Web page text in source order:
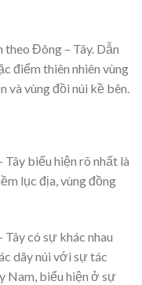
theo Đông – Tây. Dẫn
điểm thiên nhiên vùng
và vùng đồi núi kề bên.
Tây biểu hiện rõ nhất là
lục địa, vùng đồng
Tây có sự khác nhau
dãy núi với sự tác
Nam, biểu hiện ở sự